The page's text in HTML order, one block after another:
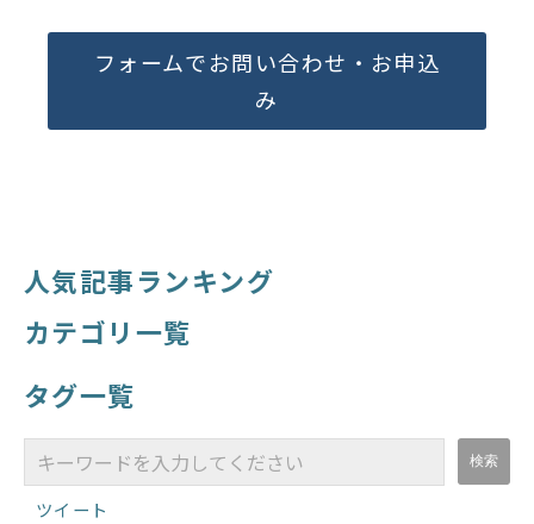
フォームでお問い合わせ・お申込
み
人気記事ランキング
カテゴリ一覧
タグ一覧
ツイート